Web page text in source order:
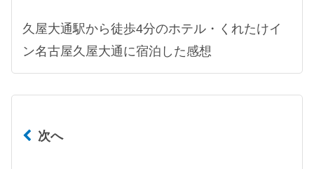
久屋大通駅から徒歩4分のホテル・くれたけイ
ン名古屋久屋大通に宿泊した感想
次へ